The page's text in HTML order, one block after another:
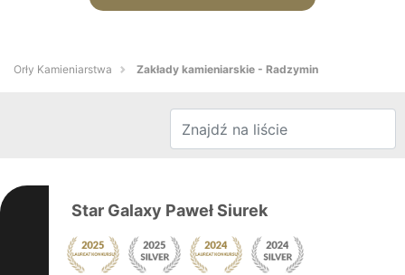
Orły Kamieniarstwa Zakłady kamieniarskie - Radzymin
Star Galaxy Paweł Siurek